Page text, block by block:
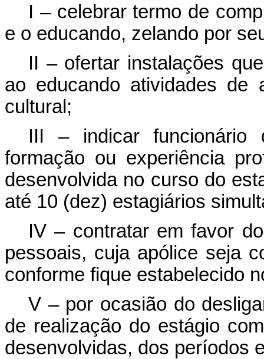
I – celebrar termo de
e o educando, zelando por
II – ofertar instalações
ao educando atividades de
cultural;
III – indicar
formação ou experiência
desenvolvida no curso do
até 10 (dez) estagiários
IV – contratar em favor
pessoais, cuja apólice seja
conforme fique estabelecido
V – por ocasião do
de realização do estágio
desenvolvidas, dos períodos